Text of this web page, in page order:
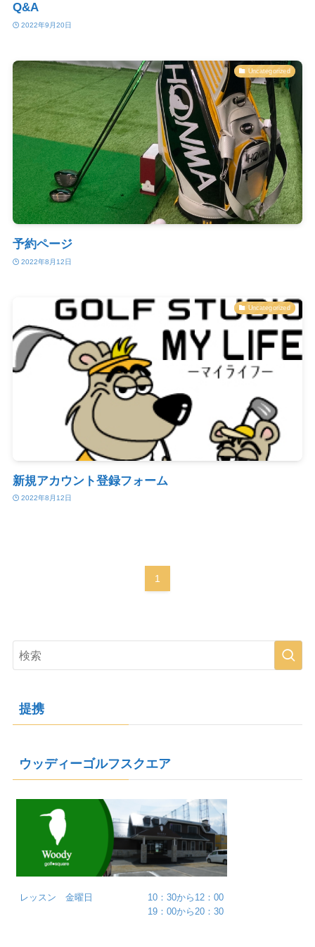
Q&A
2022年9月20日
Uncategorized
予約ページ
2022年8月12日
Uncategorized
新規アカウント登録フォーム
2022年8月12日
1
提携
ウッディーゴルフスクエア
レッスン 金曜日 10：30から12：00
19：00から20：30